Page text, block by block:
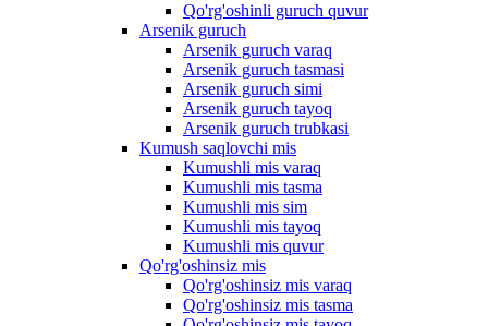
Qo'rg'oshinli guruch quvur
Arsenik guruch
Arsenik guruch varaq
Arsenik guruch tasmasi
Arsenik guruch simi
Arsenik guruch tayoq
Arsenik guruch trubkasi
Kumush saqlovchi mis
Kumushli mis varaq
Kumushli mis tasma
Kumushli mis sim
Kumushli mis tayoq
Kumushli mis quvur
Qo'rg'oshinsiz mis
Qo'rg'oshinsiz mis varaq
Qo'rg'oshinsiz mis tasma